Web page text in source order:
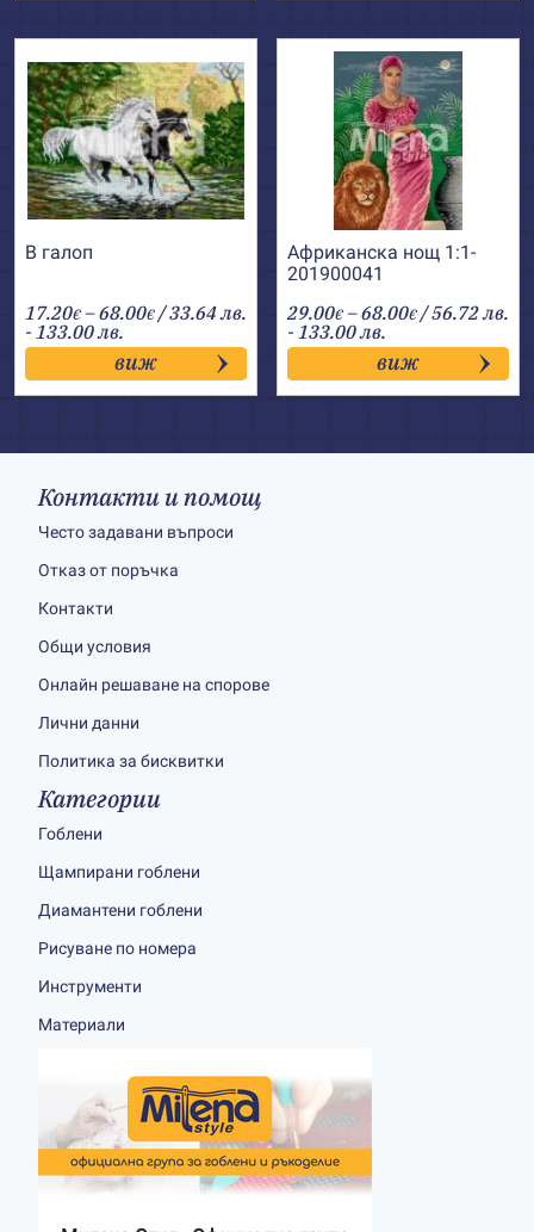
В галоп
17.20€ –68.00€Price
range:
17.20€
through
68.00€
/ 33.64 лв.
- 133.00 лв.
виж
Африканска нощ 1:1-
201900041
29.00€ –68.00€Price
range:
29.00€
through
68.00€
/ 56.72 лв.
- 133.00 лв.
виж
Контакти и помощ
Често задавани въпроси
Отказ от поръчка
Контакти
Общи условия
Онлайн решаване на спорове
Лични данни
Политика за бисквитки
Категории
Гоблени
Щампирани гоблени
Диамантени гоблени
Рисуване по номера
Инструменти
Материали